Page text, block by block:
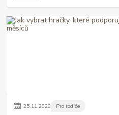
25.11.2023 Pro rodiče